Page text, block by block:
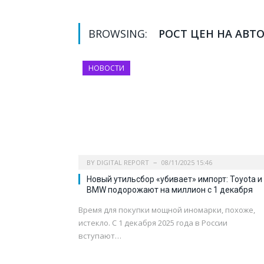
BROWSING: РОСТ ЦЕН НА АВТО
НОВОСТИ
BY DIGITAL REPORT 08/11/2025 15:46
Новый утильсбор «убивает» импорт: Toyota и
BMW подорожают на миллион с 1 декабря
Время для покупки мощной иномарки, похоже,
истекло. С 1 декабря 2025 года в России
вступают…